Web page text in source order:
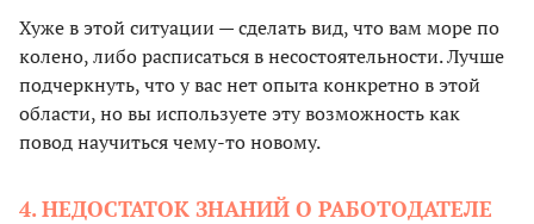
Хуже в этой ситуации — сделать вид, что вам море по
колено, либо расписаться в несостоятельности. Лучше
подчеркнуть, что у вас нет опыта конкретно в этой
области, но вы используете эту возможность как
повод научиться чему-то новому.
4. НЕДОСТАТОК ЗНАНИЙ О РАБОТОДАТЕЛЕ